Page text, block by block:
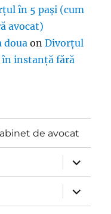
în 5 pași (cum
avocat)
doua onDivorțul
în instanță fără
de avocat
expand
child
menu
expand
child
menu